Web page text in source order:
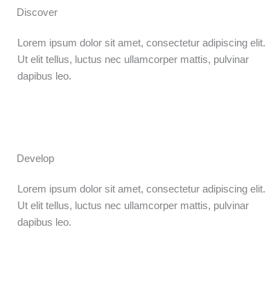
Discover
Lorem ipsum dolor sit amet, consectetur adipiscing elit.
Ut elit tellus, luctus nec ullamcorper mattis, pulvinar
dapibus leo.
Develop
Lorem ipsum dolor sit amet, consectetur adipiscing elit.
Ut elit tellus, luctus nec ullamcorper mattis, pulvinar
dapibus leo.